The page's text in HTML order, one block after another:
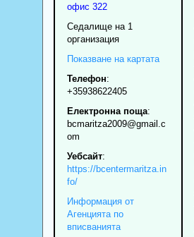
офис 322
Седалище на 1
организация
Показване на картата
Телефон:
+35938622405
Електронна поща:
bcmaritza2009@gmail.c
om
Уебсайт:
https://bcentermaritza.in
fo/
Информация от
Агенцията по
вписванията